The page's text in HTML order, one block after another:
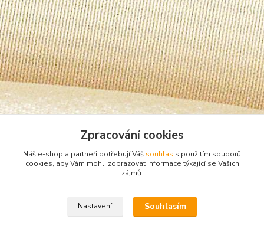
Zboží zařazeno v kategoriích
Pánské spodní prádlo
Zpracování cookies
Náš e-shop a partneři potřebují Váš souhlas s použitím souborů
cookies, aby Vám mohli zobrazovat informace týkající se Vašich
zájmů.
Nastavení Souhlasím